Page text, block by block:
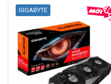
GIGABYTE